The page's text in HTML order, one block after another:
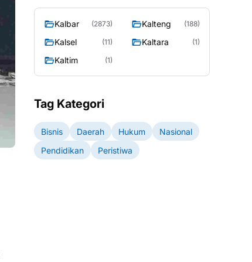
Kalbar (2873) Kalteng (188)
Kalsel (11) Kaltara (1)
Kaltim (1)
Tag Kategori
Bisnis Daerah Hukum
Nasional
Pendidikan
Peristiwa